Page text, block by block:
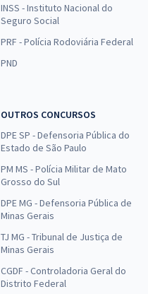
INSS - Instituto Nacional do
Seguro Social
PRF - Polícia Rodoviária Federal
PND
OUTROS CONCURSOS
DPE SP - Defensoria Pública do
Estado de São Paulo
PM MS - Polícia Militar de Mato
Grosso do Sul
DPE MG - Defensoria Pública de
Minas Gerais
TJ MG - Tribunal de Justiça de
Minas Gerais
CGDF - Controladoria Geral do
Distrito Federal